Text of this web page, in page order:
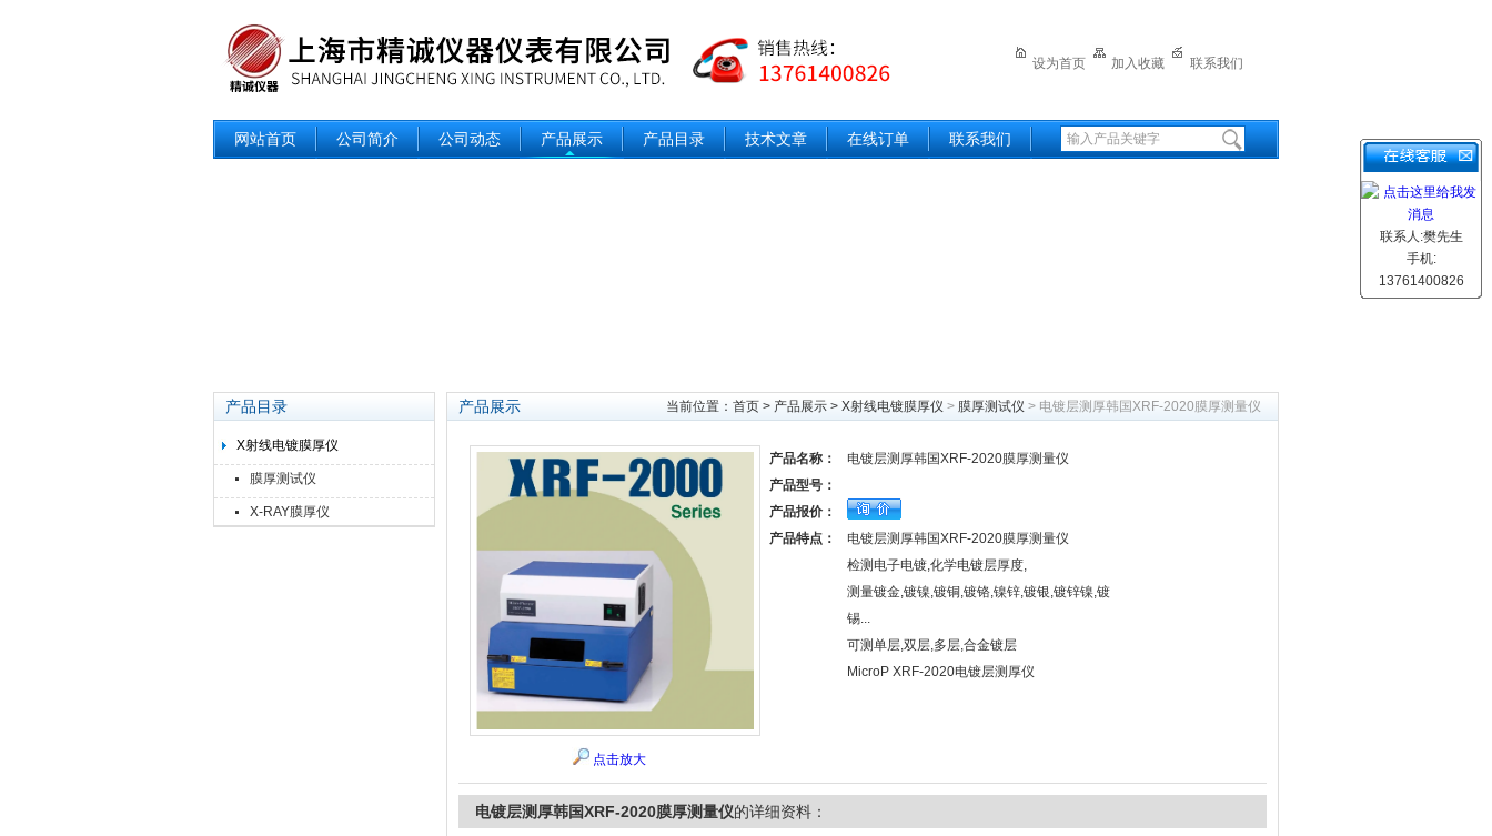
设为首页 加入收藏 联系我们
网站首页 公司简介 公司动态 产品展示 产品目录 技术文章 在线订单 联系我们
产品目录
X射线电镀膜厚仪
膜厚测试仪
X-RAY膜厚仪
产品展示 当前位置： 首页 > 产品展示 > X射线电镀膜厚仪 > 膜厚测试仪 > 电镀层测厚韩国XRF-2020膜厚测量仪
点击放大
产品名称：
电镀层测厚韩国XRF-2020膜厚测量仪
产品型号：
产品报价：
产品特点：
电镀层测厚韩国XRF-2020膜厚测量仪
检测电子电镀,化学电镀层厚度,
测量镀金,镀镍,镀铜,镀铬,镍锌,镀银,镀锌镍,镀
锡...
可测单层,双层,多层,合金镀层
MicroP XRF-2020电镀层测厚仪
电镀层测厚韩国XRF-2020膜厚测量仪的详细资料：
联系人:樊先生
手机:
13761400826